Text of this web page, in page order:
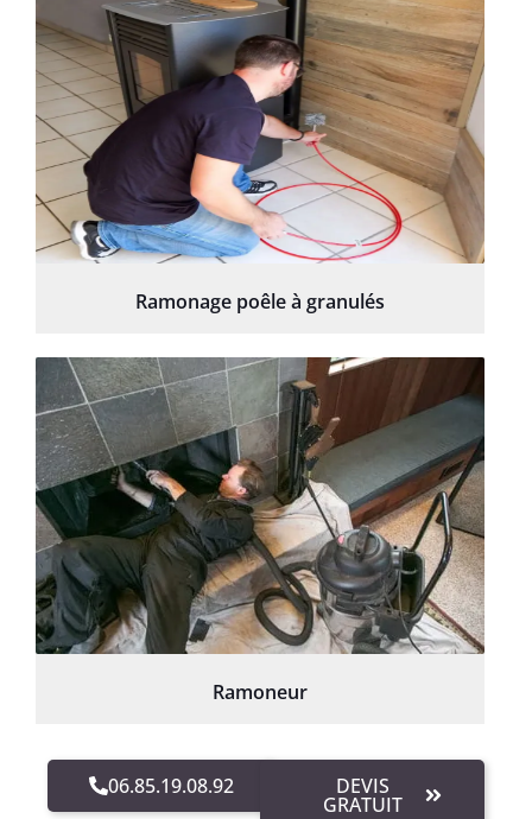
Ramonage poêle à granulés
Ramoneur
06.85.19.08.92 DEVIS
GRATUIT